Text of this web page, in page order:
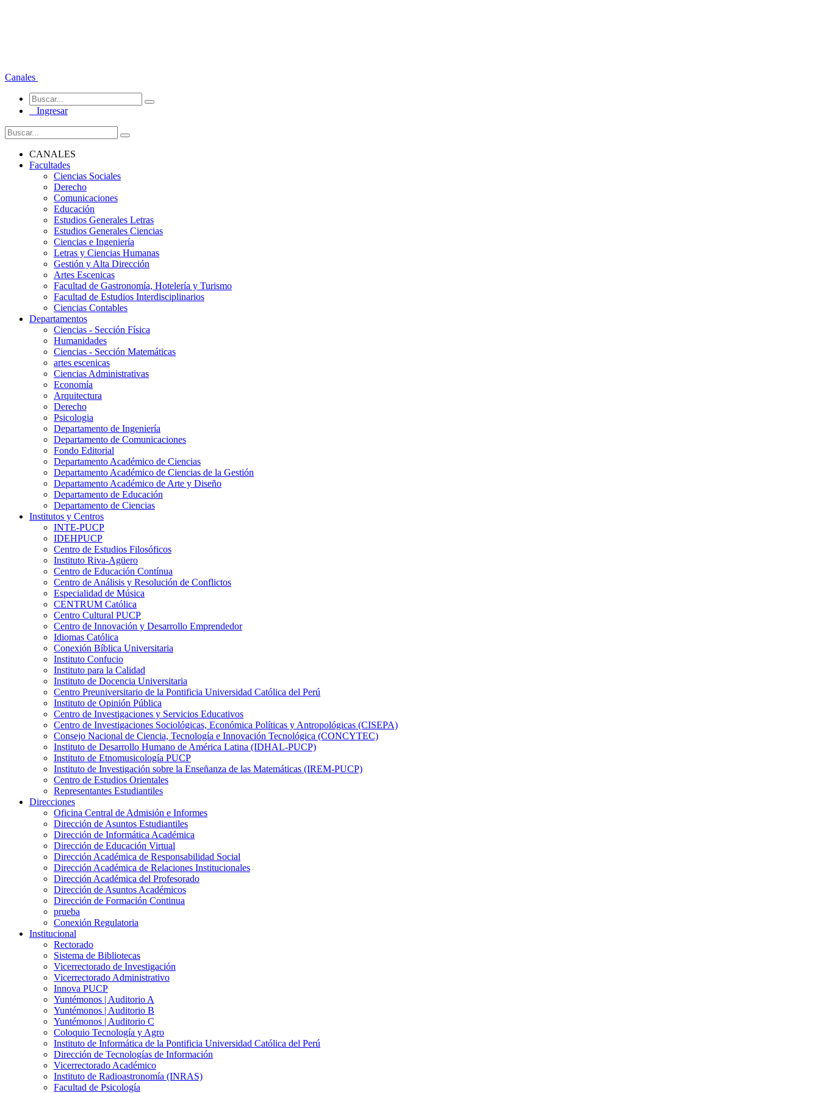
Canales
Ingresar
CANALES
Facultades
Ciencias Sociales
Derecho
Comunicaciones
Educación
Estudios Generales Letras
Estudios Generales Ciencias
Ciencias e Ingeniería
Letras y Ciencias Humanas
Gestión y Alta Dirección
Artes Escenicas
Facultad de Gastronomía, Hotelería y Turismo
Facultad de Estudios Interdisciplinarios
Ciencias Contables
Departamentos
Ciencias - Sección Física
Humanidades
Ciencias - Sección Matemáticas
artes escenicas
Ciencias Administrativas
Economía
Arquitectura
Derecho
Psicologia
Departamento de Ingeniería
Departamento de Comunicaciones
Fondo Editorial
Departamento Académico de Ciencias
Departamento Académico de Ciencias de la Gestión
Departamento Académico de Arte y Diseño
Departamento de Educación
Departamento de Ciencias
Institutos y Centros
INTE-PUCP
IDEHPUCP
Centro de Estudios Filosóficos
Instituto Riva-Agüero
Centro de Educación Contínua
Centro de Análisis y Resolución de Conflictos
Especialidad de Música
CENTRUM Católica
Centro Cultural PUCP
Centro de Innovación y Desarrollo Emprendedor
Idiomas Católica
Conexión Bíblica Universitaria
Instituto Confucio
Instituto para la Calidad
Instituto de Docencia Universitaria
Centro Preuniversitario de la Pontificia Universidad Católica del Perú
Instituto de Opinión Pública
Centro de Investigaciones y Servicios Educativos
Centro de Investigaciones Sociológicas, Económica Políticas y Antropológicas (CISEPA)
Consejo Nacional de Ciencia, Tecnología e Innovación Tecnológica (CONCYTEC)
Instituto de Desarrollo Humano de América Latina (IDHAL-PUCP)
Instituto de Etnomusicología PUCP
Instituto de Investigación sobre la Enseñanza de las Matemáticas (IREM-PUCP)
Centro de Estudios Orientales
Representantes Estudiantiles
Direcciones
Oficina Central de Admisión e Informes
Dirección de Asuntos Estudiantiles
Dirección de Informática Académica
Dirección de Educación Virtual
Dirección Académica de Responsabilidad Social
Dirección Académica de Relaciones Institucionales
Dirección Académica del Profesorado
Dirección de Asuntos Académicos
Dirección de Formación Continua
prueba
Conexión Regulatoria
Institucional
Rectorado
Sistema de Bibliotecas
Vicerrectorado de Investigación
Vicerrectorado Administrativo
Innova PUCP
Yuntémonos | Auditorio A
Yuntémonos | Auditorio B
Yuntémonos | Auditorio C
Coloquio Tecnología y Agro
Instituto de Informática de la Pontificia Universidad Católica del Perú
Dirección de Tecnologías de Información
Vicerrectorado Académico
Instituto de Radioastronomía (INRAS)
Facultad de Psicología